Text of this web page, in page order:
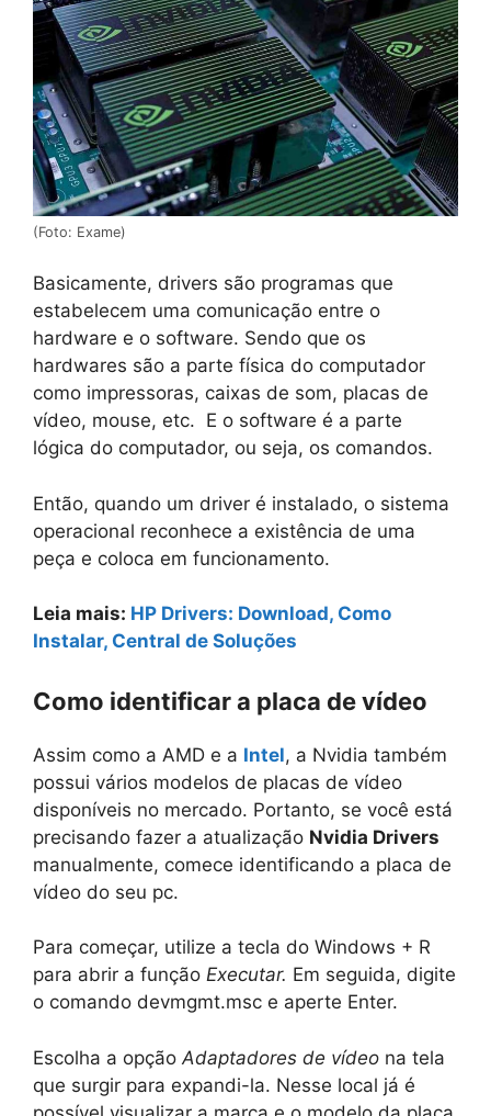
(Foto: Exame)
Basicamente, drivers são programas que
estabelecem uma comunicação entre o
hardware e o software. Sendo que os
hardwares são a parte física do computador
como impressoras, caixas de som, placas de
vídeo, mouse, etc. E o software é a parte
lógica do computador, ou seja, os comandos.
Então, quando um driver é instalado, o sistema
operacional reconhece a existência de uma
peça e coloca em funcionamento.
Leia mais: HP Drivers: Download, Como
Instalar, Central de Soluções
Como identificar a placa de vídeo
Assim como a AMD e a Intel, a Nvidia também
possui vários modelos de placas de vídeo
disponíveis no mercado. Portanto, se você está
precisando fazer a atualização Nvidia Drivers
manualmente, comece identificando a placa de
vídeo do seu pc.
Para começar, utilize a tecla do Windows + R
para abrir a função Executar. Em seguida, digite
o comando devmgmt.msc e aperte Enter.
Escolha a opção Adaptadores de vídeo na tela
que surgir para expandi-la. Nesse local já é